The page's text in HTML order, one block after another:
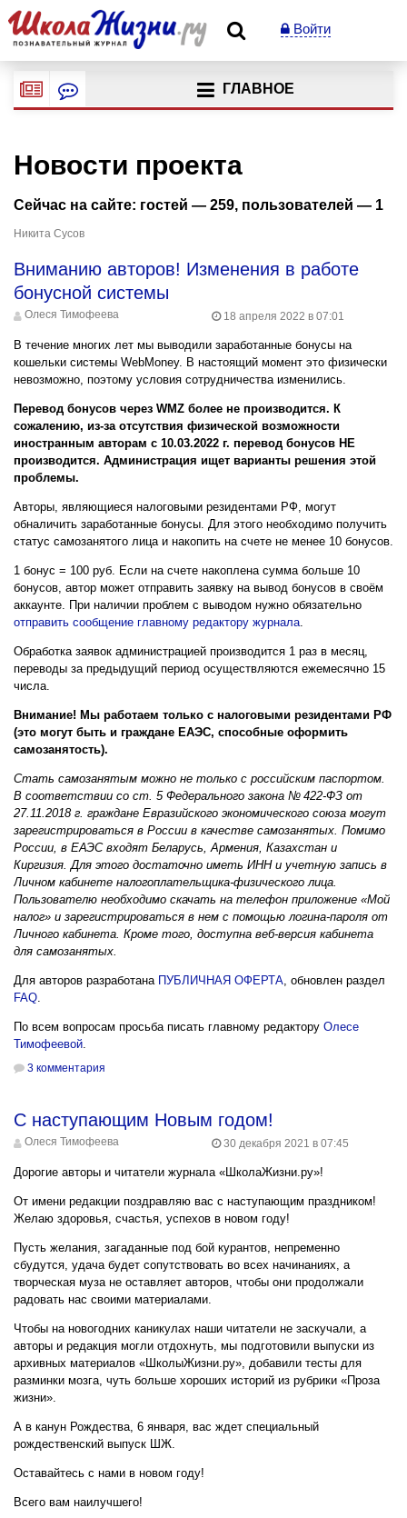
Войти
ГЛАВНОЕ
Новости проекта
Сейчас на сайте: гостей — 259, пользователей — 1
Никита Сусов
Вниманию авторов! Изменения в работе
бонусной системы
Олеся Тимофеева 18 апреля 2022 в 07:01
В течение многих лет мы выводили заработанные бонусы на
кошельки системы WebMoney. В настоящий момент это физически
невозможно, поэтому условия сотрудничества изменились.
Перевод бонусов через WMZ более не производится. К
сожалению, из-за отсутствия физической возможности
иностранным авторам с 10.03.2022 г. перевод бонусов НЕ
производится. Администрация ищет варианты решения этой
проблемы.
Авторы, являющиеся налоговыми резидентами РФ, могут
обналичить заработанные бонусы. Для этого необходимо получить
статус самозанятого лица и накопить на счете не менее 10 бонусов.
1 бонус = 100 руб. Если на счете накоплена сумма больше 10
бонусов, автор может отправить заявку на вывод бонусов в своём
аккаунте. При наличии проблем с выводом нужно обязательно
отправить сообщение главному редактору журнала
Обработка заявок администрацией производится 1 раз в месяц,
переводы за предыдущий период осуществляются ежемесячно 15
числа.
Внимание! Мы работаем только с налоговыми резидентами РФ
(это могут быть и граждане ЕАЭС, способные оформить
самозанятость).
Стать самозанятым можно не только с российским паспортом.
В соответствии со ст. 5 Федерального закона № 422-ФЗ от
27.11.2018 г. граждане Евразийского экономического союза могут
зарегистрироваться в России в качестве самозанятых. Помимо
России, в ЕАЭС входят Беларусь, Армения, Казахстан и
Киргизия. Для этого достаточно иметь ИНН и учетную запись в
Личном кабинете налогоплательщика-физического лица.
Пользователю необходимо скачать на телефон приложение «Мой
налог» и зарегистрироваться в нем с помощью логина-пароля от
Личного кабинета. Кроме того, доступна веб-версия кабинета
для самозанятых.
Для авторов разработана ПУБЛИЧНАЯ ОФЕРТА , обновлен раздел
FAQ
По всем вопросам просьба писать главному редактору Олесе
Тимофеевой
3 комментария
С наступающим Новым годом!
Олеся Тимофеева 30 декабря 2021 в 07:45
Дорогие авторы и читатели журнала «ШколаЖизни.ру»!
От имени редакции поздравляю вас с наступающим праздником!
Желаю здоровья, счастья, успехов в новом году!
Пусть желания, загаданные под бой курантов, непременно
сбудутся, удача будет сопутствовать во всех начинаниях, а
творческая муза не оставляет авторов, чтобы они продолжали
радовать нас своими материалами.
Чтобы на новогодних каникулах наши читатели не заскучали, а
авторы и редакция могли отдохнуть, мы подготовили выпуски из
архивных материалов «ШколыЖизни.ру», добавили тесты для
разминки мозга, чуть больше хороших историй из рубрики «Проза
жизни».
А в канун Рождества, 6 января, вас ждет специальный
рождественский выпуск ШЖ.
Оставайтесь с нами в новом году!
Всего вам наилучшего!